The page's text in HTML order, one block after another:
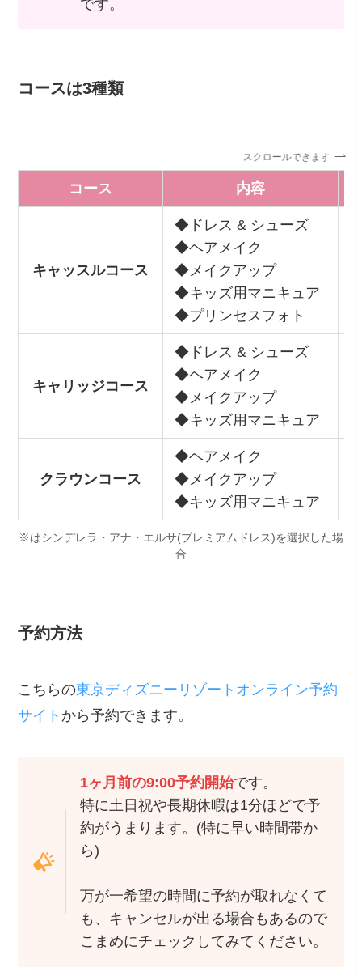
です。
コースは3種類
スクロールできます
コース 内容
キャッスルコース
◆ドレス & シューズ
◆ヘアメイク
◆メイクアップ
◆キッズ用マニキュア
◆プリンセスフォト
キャリッジコース
◆ドレス & シューズ
◆ヘアメイク
◆メイクアップ
◆キッズ用マニキュア
クラウンコース
◆ヘアメイク
◆メイクアップ
◆キッズ用マニキュア
※はシンデレラ・アナ・エルサ(プレミアムドレス)を選択した場
合
予約方法
こちらの東京ディズニーリゾートオンライン予約
サイト から予約できます。
1ヶ月前の9:00予約開始です。
特に土日祝や長期休暇は1分ほどで予
約がうまります。(特に早い時間帯か
ら)
万が一希望の時間に予約が取れなくて
も、キャンセルが出る場合もあるので
こまめにチェックしてみてください。